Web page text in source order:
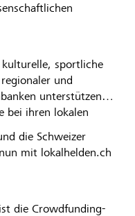
kulturelle, sportliche
und
unterstützen
bei ihren lokalen
die Schweizer
mit lokalhelden.ch
die Crowdfunding-